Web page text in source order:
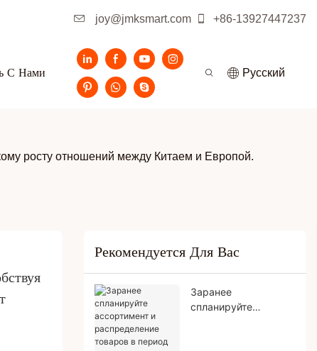
joy@jmksmart.com +86-13927447237
С Нами Pусский
росту отношений между Китаем и Европой.
Рекомендуется Для Вас
Заранее
спланируйте